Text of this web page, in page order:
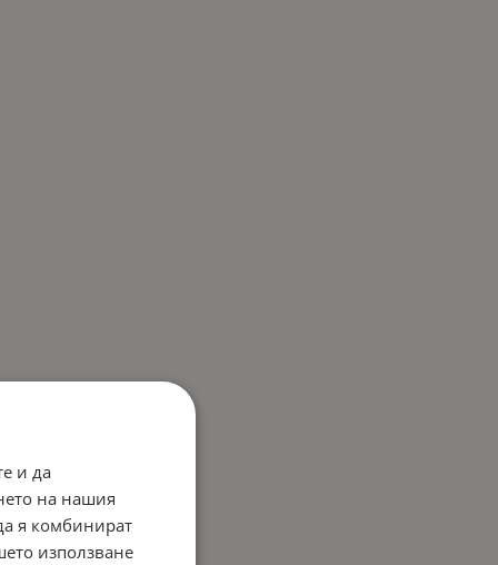
и да
на нашия
я комбинират
използване